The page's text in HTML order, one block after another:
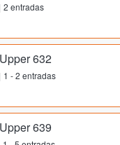
2 entradas
632
1 - 2 entradas
639